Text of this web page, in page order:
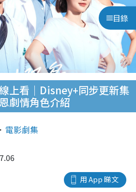
目錄
上看｜Disney+同步更新集
劇情角色介紹
電影劇集
用 App 睇文